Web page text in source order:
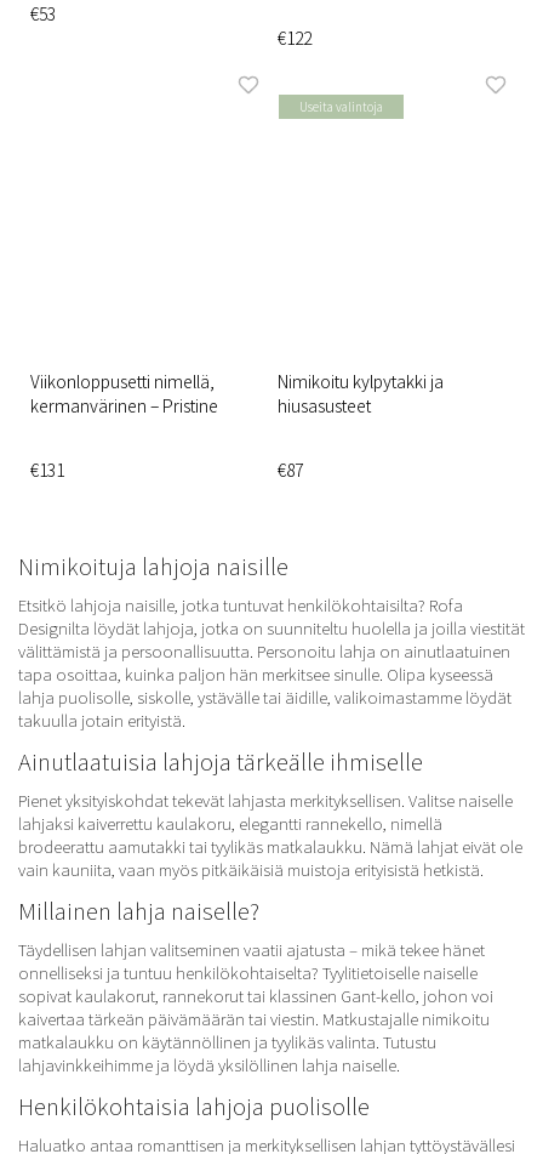
€53
€122
Viikonloppusetti nimellä,
kermanvärinen – Pristine
€131
Useita valintoja
Nimikoitu kylpytakki ja
hiusasusteet
€87
Nimikoituja lahjoja naisille
Etsitkö lahjoja naisille, jotka tuntuvat henkilökohtaisilta? Rofa
Designilta löydät lahjoja, jotka on suunniteltu huolella ja joilla viestität
välittämistä ja persoonallisuutta. Personoitu lahja on ainutlaatuinen
tapa osoittaa, kuinka paljon hän merkitsee sinulle. Olipa kyseessä
lahja puolisolle, siskolle, ystävälle tai äidille, valikoimastamme löydät
takuulla jotain erityistä.
Ainutlaatuisia lahjoja tärkeälle ihmiselle
Pienet yksityiskohdat tekevät lahjasta merkityksellisen. Valitse naiselle
lahjaksi kaiverrettu kaulakoru elegantti rannekello nimellä
brodeerattu aamutakki tai tyylikäs matkalaukku . Nämä lahjat eivät ole
vain kauniita, vaan myös pitkäikäisiä muistoja erityisistä hetkistä.
Millainen lahja naiselle?
Täydellisen lahjan valitseminen vaatii ajatusta – mikä tekee hänet
onnelliseksi ja tuntuu henkilökohtaiselta? Tyylitietoiselle naiselle
sopivat kaulakorut, rannekorut tai klassinen Gant-kello, johon voi
kaivertaa tärkeän päivämäärän tai viestin. Matkustajalle nimikoitu
matkalaukku on käytännöllinen ja tyylikäs valinta. Tutustu
lahjavinkkeihimme ja löydä yksilöllinen lahja naiselle.
Henkilökohtaisia lahjoja puolisolle
Haluatko antaa romanttisen ja merkityksellisen lahjan tyttöystävällesi